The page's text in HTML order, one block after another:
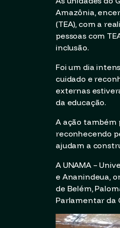
Amazônia,
(TEA), com a
pessoas com
inclusão.
Foi um dia
cuidado e
externas
da educação.
A ação também
reconhecendo
ajudam a
A UNAMA –
e Ananindeua,
de Belém,
Parlamentar da